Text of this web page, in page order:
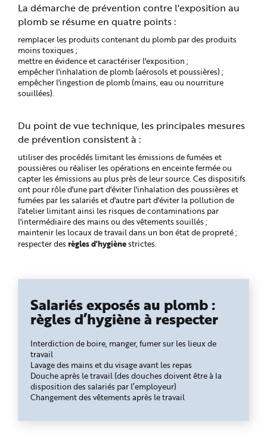
La démarche de prévention contre l'exposition au
plomb se résume en quatre points :
remplacer les produits contenant du plomb par des produits
moins toxiques ;
mettre en évidence et caractériser l'exposition ;
empêcher l'inhalation de plomb (aérosols et poussières) ;
empêcher l'ingestion de plomb (mains, eau ou nourriture
souillées).
Du point de vue technique, les principales mesures
de prévention consistent à :
utiliser des procédés limitant les émissions de fumées et
poussières ou réaliser les opérations en enceinte fermée ou
capter les émissions au plus près de leur source. Ces dispositifs
ont pour rôle d'une part d'éviter l'inhalation des poussières et
fumées par les salariés et d'autre part d'éviter la pollution de
l'atelier limitant ainsi les risques de contaminations par
l'intermédiaire des mains ou des vêtements souillés ;
maintenir les locaux de travail dans un bon état de propreté ;
respecter des règles d'hygiènestrictes.
Salariés exposés au plomb :
règles d’hygiène à respecter
Interdiction de boire, manger, fumer sur les lieux de
travail
Lavage des mains et du visage avant les repas
Douche après le travail (des douches doivent être à la
disposition des salariés par l’employeur)
Changement des vêtements après le travail